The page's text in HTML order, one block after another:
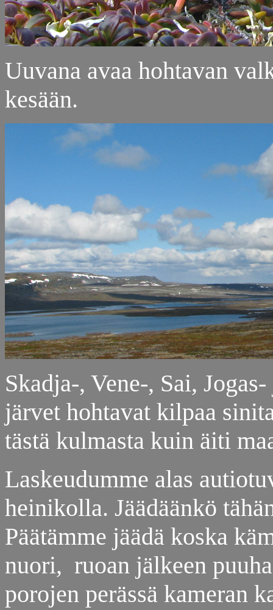
Uuvana avaa hohtavan
kesään.
Skadja-, Vene-, Sai,
järvet hohtavat kilpaa
tästä kulmasta kuin äiti
Laskeudumme alas
heinikolla. Jäädäänkö
Päätämme jäädä koska
nuori, ruoan jälkeen
porojen perässä kameran